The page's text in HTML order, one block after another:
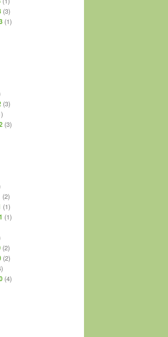
(3)
(1)
(3)
(3)
(2)
(1)
(1)
(2)
(2)
(4)